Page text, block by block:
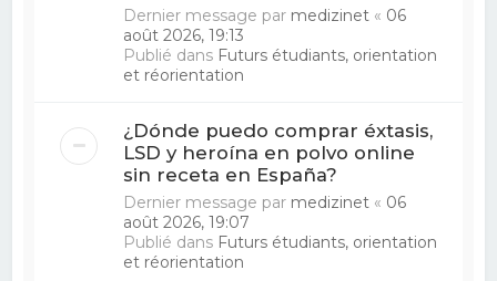
Dernier message par medizinet « 06
août 2026, 19:13
Publié dans Futurs étudiants, orientation
et réorientation
¿Dónde puedo comprar éxtasis,
LSD y heroína en polvo online
sin receta en España?
Dernier message par medizinet « 06
août 2026, 19:07
Publié dans Futurs étudiants, orientation
et réorientation